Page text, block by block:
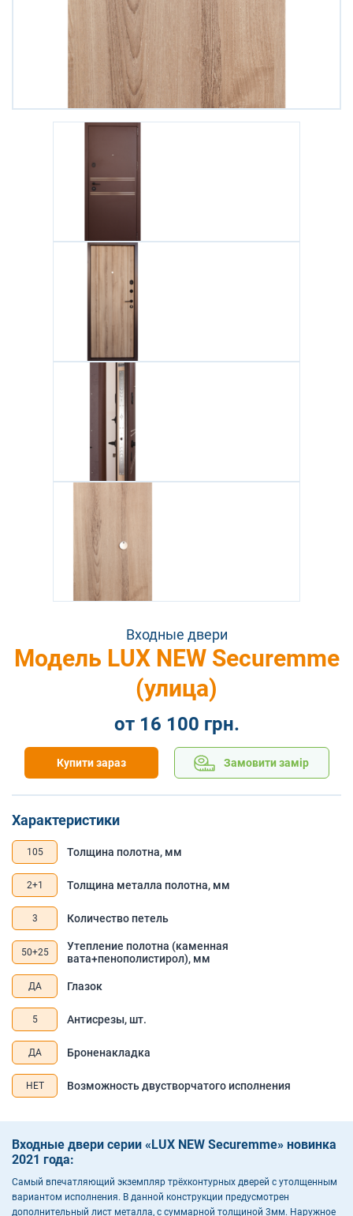
Входные двери
Модель LUX NEW Seсuremme
(улица)
от 16 100 грн.
Купити зараз Замовити замір
Характеристики
105 Толщина полотна, мм
2+1 Толщина металла полотна, мм
3 Количество петель
50+25
Утепление полотна (каменная
вата+пенополистирол), мм
ДА Глазок
5 Антисрезы, шт.
ДА Броненакладка
НЕТ Возможность двустворчатого исполнения
Входные двери серии «LUX NEW Securemme» новинка
2021 года:
Самый впечатляющий экземпляр трёхконтурных дверей с утолщенным
вариантом исполнения. В данной конструкции предусмотрен
дополнительный лист металла, с суммарной толщиной 3мм. Наружное